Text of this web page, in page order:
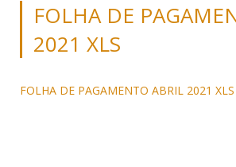
FOLHA DE
2021 XLS
FOLHA DE PAGAMENTO ABRIL 2021 XLS